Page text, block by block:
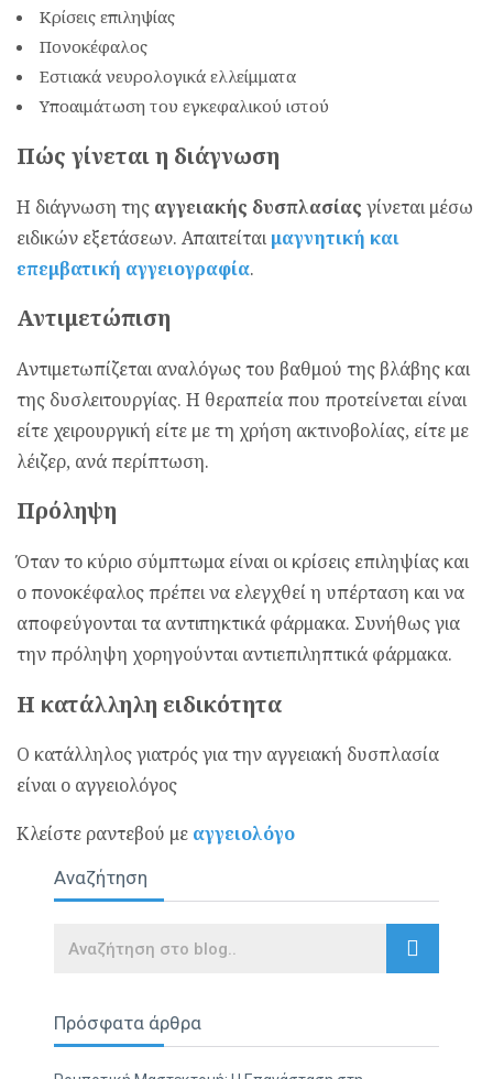
Κρίσεις επιληψίας
Πονοκέφαλος
Εστιακά νευρολογικά ελλείμματα
Υποαιμάτωση του εγκεφαλικού ιστού
Πώς γίνεται η διάγνωση
Η διάγνωση της αγγειακής δυσπλασίας γίνεται μέσω
ειδικών εξετάσεων. Απαιτείταιμαγνητική και
επεμβατική αγγειογραφία.
Αντιμετώπιση
Aντιμετωπίζεται αναλόγως του βαθμού της βλάβης και
της δυσλειτουργίας. Η θεραπεία που προτείνεται είναι
είτε χειρουργική είτε με τη χρήση ακτινοβολίας, είτε με
λέιζερ, ανά περίπτωση.
Πρόληψη
Όταν το κύριο σύμπτωμα είναι οι κρίσεις επιληψίας και
ο πονοκέφαλος πρέπει να ελεγχθεί η υπέρταση και να
αποφεύγονται τα αντιπηκτικά φάρμακα. Συνήθως για
την πρόληψη χορηγούνται αντιεπιληπτικά φάρμακα.
Η κατάλληλη ειδικότητα
Ο κατάλληλος γιατρός για την αγγειακή δυσπλασία
είναι ο αγγειολόγος
Κλείστε ραντεβού με αγγειολόγο
Αναζήτηση
Search
Πρόσφατα άρθρα